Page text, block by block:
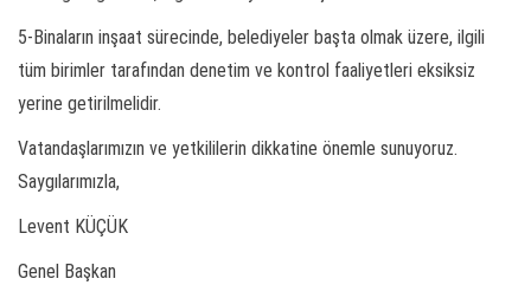
5-Binaların inşaat sürecinde, belediyeler başta olmak üzere, ilgili
tüm birimler tarafından denetim ve kontrol faaliyetleri eksiksiz
yerine getirilmelidir.
Vatandaşlarımızın ve yetkililerin dikkatine önemle sunuyoruz.
Saygılarımızla,
Levent KÜÇÜK
Genel Başkan